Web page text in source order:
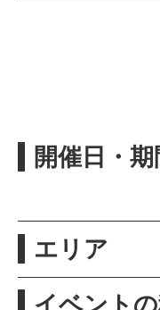
開催日・期
エリア